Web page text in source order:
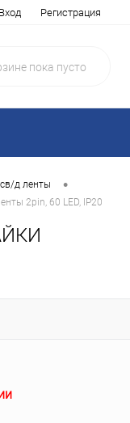
Вход Регистрация
пока пусто
д ленты •
2pin, 60 LED, IP20